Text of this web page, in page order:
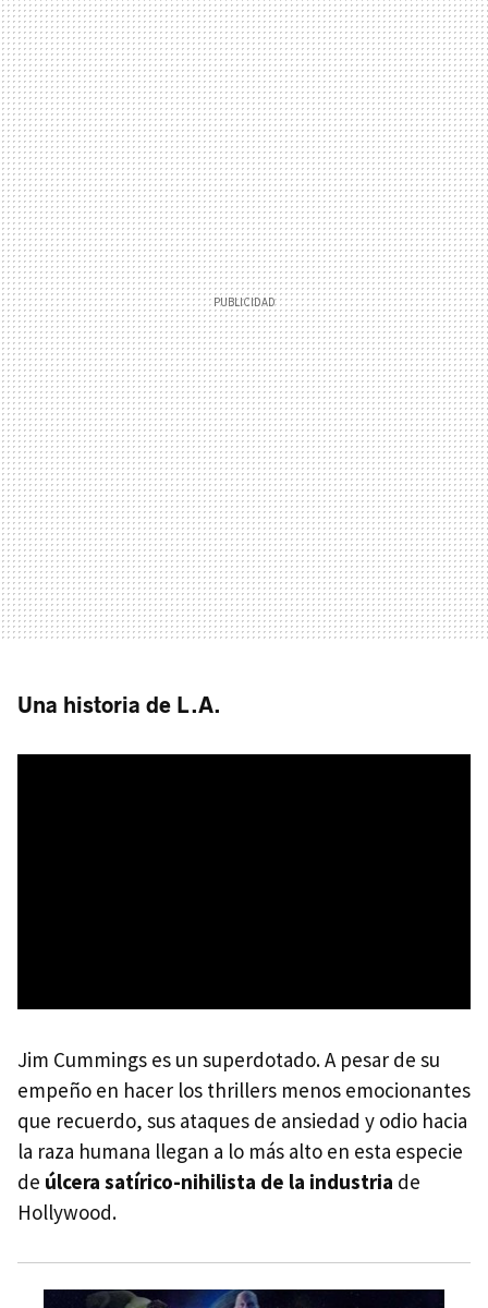
Una historia de L.A.
Jim Cummings es un superdotado. A pesar de su
empeño en hacer los thrillers menos emocionantes
que recuerdo, sus ataques de ansiedad y odio hacia
la raza humana llegan a lo más alto en esta especie
de úlcera satírico-nihilista de la industria de
Hollywood.